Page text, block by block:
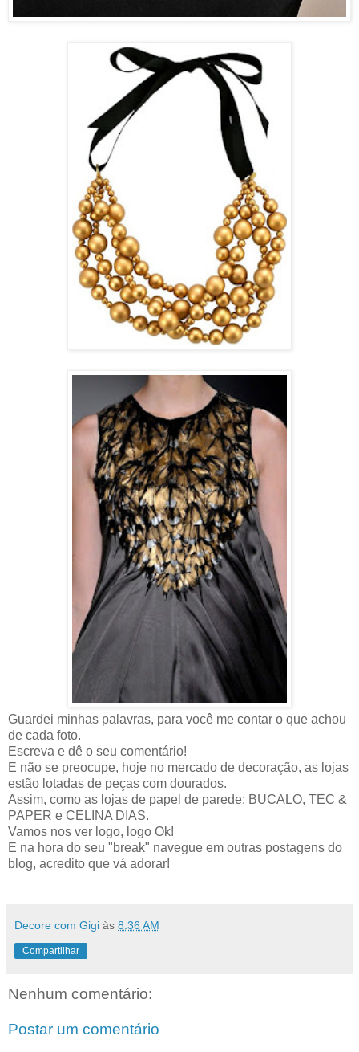
Guardei minhas palavras, para você me contar o que achou
de cada foto.
Escreva e dê o seu comentário!
E não se preocupe, hoje no mercado de decoração, as lojas
estão lotadas de peças com dourados.
Assim, como as lojas de papel de parede: BUCALO, TEC &
PAPER e CELINA DIAS.
Vamos nos ver logo, logo Ok!
E na hora do seu "break" navegue em outras postagens do
blog, acredito que vá adorar!
Decore com Gigi às 8:36 AM
Compartilhar
Nenhum comentário:
Postar um comentário